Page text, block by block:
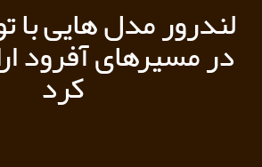
لندرور مدل هایی با
در مسیرهای آفرود
کرد